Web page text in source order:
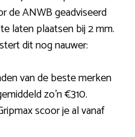
de ANWB geadviseerd
laten plaatsen bij 2 mm.
dit nog nauwer:
van de beste merken
zo’n €310.
scoor je al vanaf